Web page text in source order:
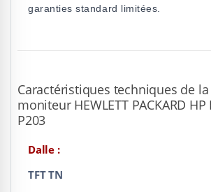
garanties standard limitées.
Caractéristiques techniques de
moniteur HEWLETT PACKARD
P203
Dalle :
TFT TN